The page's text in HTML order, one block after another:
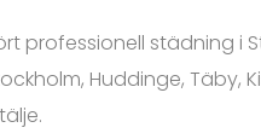
professionell städning i
Huddinge, Täby,